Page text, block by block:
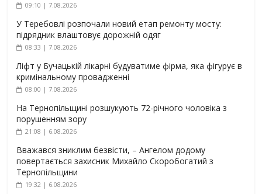
09:10 | 7.08.2026
У Теребовлі розпочали новий етап ремонту мосту:
підрядник влаштовує дорожній одяг
08:33 | 7.08.2026
Ліфт у Бучацькій лікарні будуватиме фірма, яка фігурує в
кримінальному провадженні
08:00 | 7.08.2026
На Тернопільщині розшукують 72-річного чоловіка з
порушенням зору
21:08 | 6.08.2026
Вважався зниклим безвісти, – Ангелом додому
повертається захисник Михайло Скоробогатий з
Тернопільщини
19:32 | 6.08.2026